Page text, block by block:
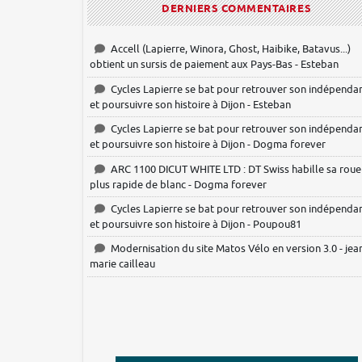
DERNIERS COMMENTAIRES
Accell (Lapierre, Winora, Ghost, Haibike, Batavus...)
obtient un sursis de paiement aux Pays-Bas - Esteban
Cycles Lapierre se bat pour retrouver son
et poursuivre son histoire à Dijon - Esteban
Cycles Lapierre se bat pour retrouver son
et poursuivre son histoire à Dijon - Dogma forever
ARC 1100 DICUT WHITE LTD : DT Swiss habille sa
plus rapide de blanc - Dogma forever
Cycles Lapierre se bat pour retrouver son
et poursuivre son histoire à Dijon - Poupou81
Modernisation du site Matos Vélo en version 3.0 -
marie cailleau